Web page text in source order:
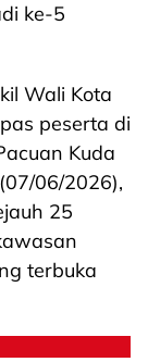
ke-5
Wali Kota
peserta di
Kuda
06/2026),
25
terbuka